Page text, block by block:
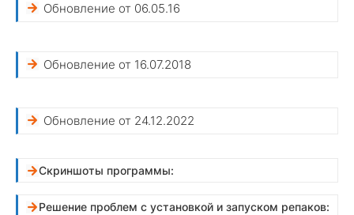
Обновление от 06.05.16
Обновление от 16.07.2018
Обновление от 24.12.2022
Скриншоты программы:
Решение проблем с установкой и запуском репаков: